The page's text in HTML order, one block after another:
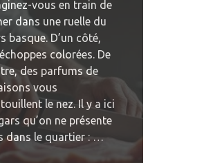
vous en train de
dans une ruelle du
basque. D’un côté,
colorées. De
des parfums de
vous
le nez. Il y a ici
qu’on ne présente
dans le quartier : …